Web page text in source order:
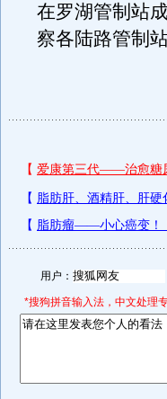
在罗湖管制站
察各陆路管制
用户：
*搜狗拼音输入法，中文处理